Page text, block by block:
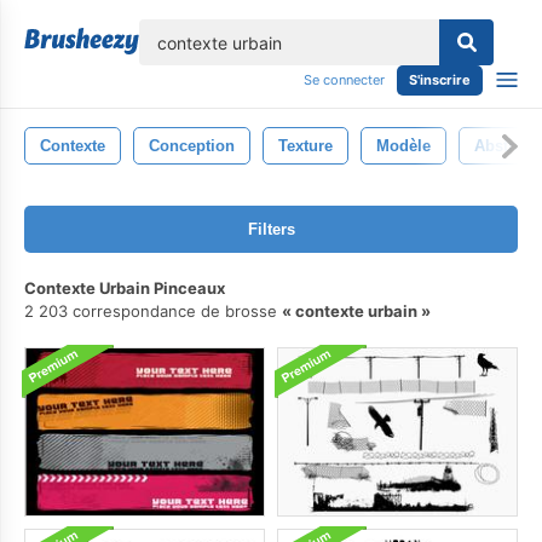
Se connecter S'inscrire
Contexte Conception Texture Modèle Abstrait
Filters
Contexte Urbain Pinceaux
2 203 correspondance de brosse
contexte urbain